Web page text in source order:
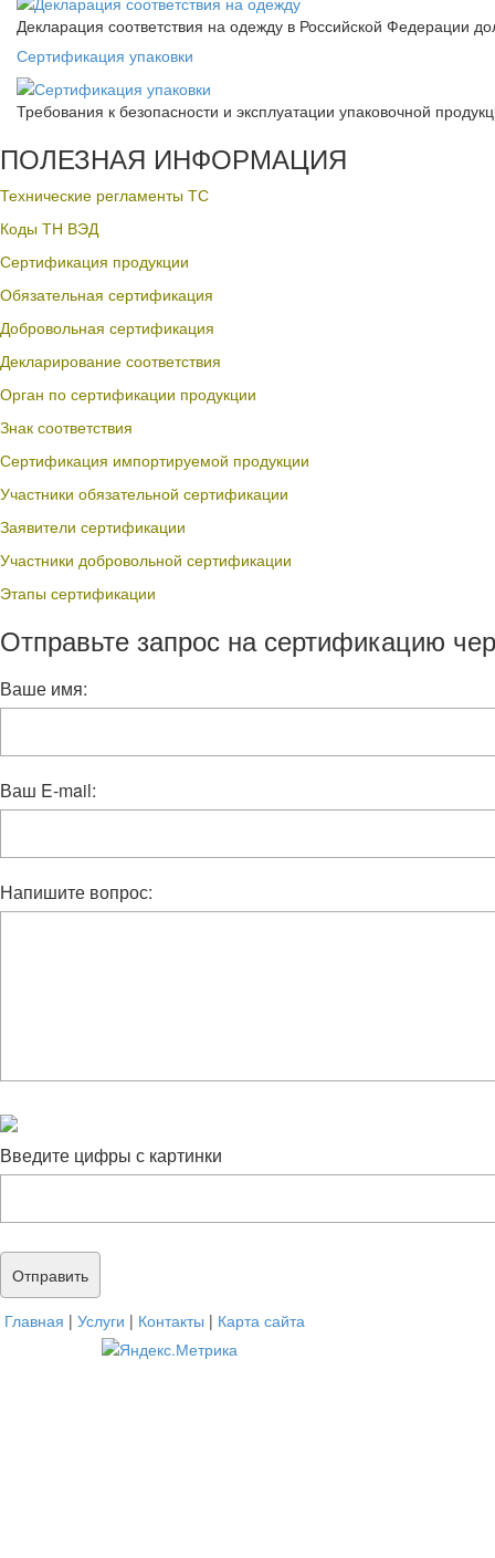
Декларация соответствия на одежду в Российской Федерации
Сертификация упаковки
Требования к безопасности и эксплуатации упаковочной
ПОЛЕЗНАЯ ИНФОРМАЦИЯ
Технические регламенты ТС
Коды ТН ВЭД
Сертификация продукции
Обязательная сертификация
Добровольная сертификация
Декларирование соответствия
Орган по сертификации продукции
Знак соответствия
Сертификация импортируемой продукции
Участники обязательной сертификации
Заявители сертификации
Участники добровольной сертификации
Этапы сертификации
Отправьте запрос на сертификацию
Ваше имя:
Ваш E-mail:
Напишите вопрос:
Введите цифры с картинки
Главная | Услуги | Контакты | Карта сайта